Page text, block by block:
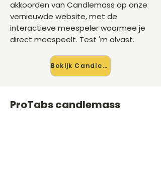
akkoorden van Candlemass op onze
vernieuwde website, met de
interactieve meespeler waarmee je
direct meespeelt. Test 'm alvast.
Bekijk Candlemass →
ProTabs candlemass